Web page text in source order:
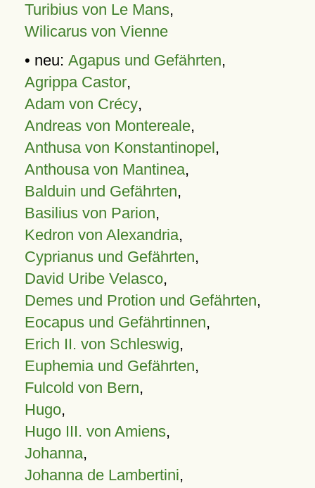
Turibius von Le Mans,
Wilicarus von Vienne
• neu: Agapus und Gefährten,
Agrippa Castor,
Adam von Crécy,
Andreas von Montereale,
Anthusa von Konstantinopel,
Anthousa von Mantinea,
Balduin und Gefährten,
Basilius von Parion,
Kedron von Alexandria,
Cyprianus und Gefährten,
David Uribe Velasco,
Demes und Protion und Gefährten,
Eocapus und Gefährtinnen,
Erich II. von Schleswig,
Euphemia und Gefährten,
Fulcold von Bern,
Hugo,
Hugo III. von Amiens,
Johanna,
Johanna de Lambertini,